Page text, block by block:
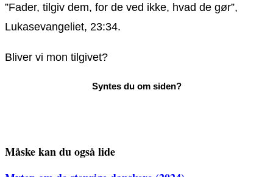
”Fader, tilgiv dem, for de ved ikke, hvad de gør”,
Lukasevangeliet, 23:34.
Bliver vi mon tilgivet?
Måske kan du også lide